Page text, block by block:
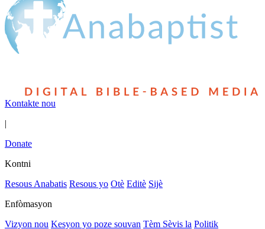
Kontakte nou
|
Donate
Kontni
Resous Anabatis Resous yo Otè Editè Sijè
Enfòmasyon
Vizyon nou Kesyon yo poze souvan Tèm Sèvis la Politik